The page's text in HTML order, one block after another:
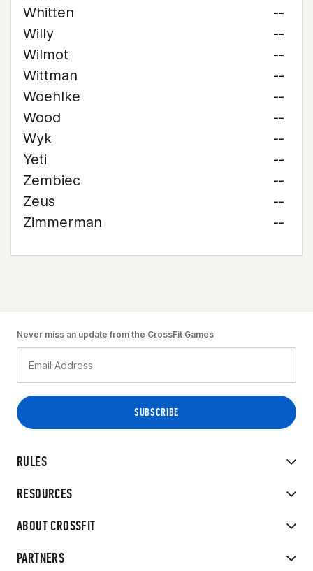
Whitten
--
Willy
--
Wilmot
--
Wittman
--
Woehlke
--
Wood
--
Wyk
--
Yeti
--
Zembiec
--
Zeus
--
Zimmerman
--
RULES
RESOURCES
ABOUT CROSSFIT
PARTNERS
Never miss an update from the CrossFit Games